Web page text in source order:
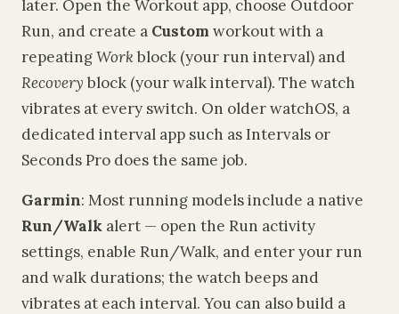
later. Open the Workout app, choose Outdoor
Run, and create a Custom workout with a
repeatingWorkblock (your run interval) and
Recovery block (your walk interval). The watch
vibrates at every switch. On older watchOS, a
dedicated interval app such as Intervals or
Seconds Pro does the same job.
Garmin: Most running models include a native
Run/Walk alert — open the Run activity
settings, enable Run/Walk, and enter your run
and walk durations; the watch beeps and
vibrates at each interval. You can also build a